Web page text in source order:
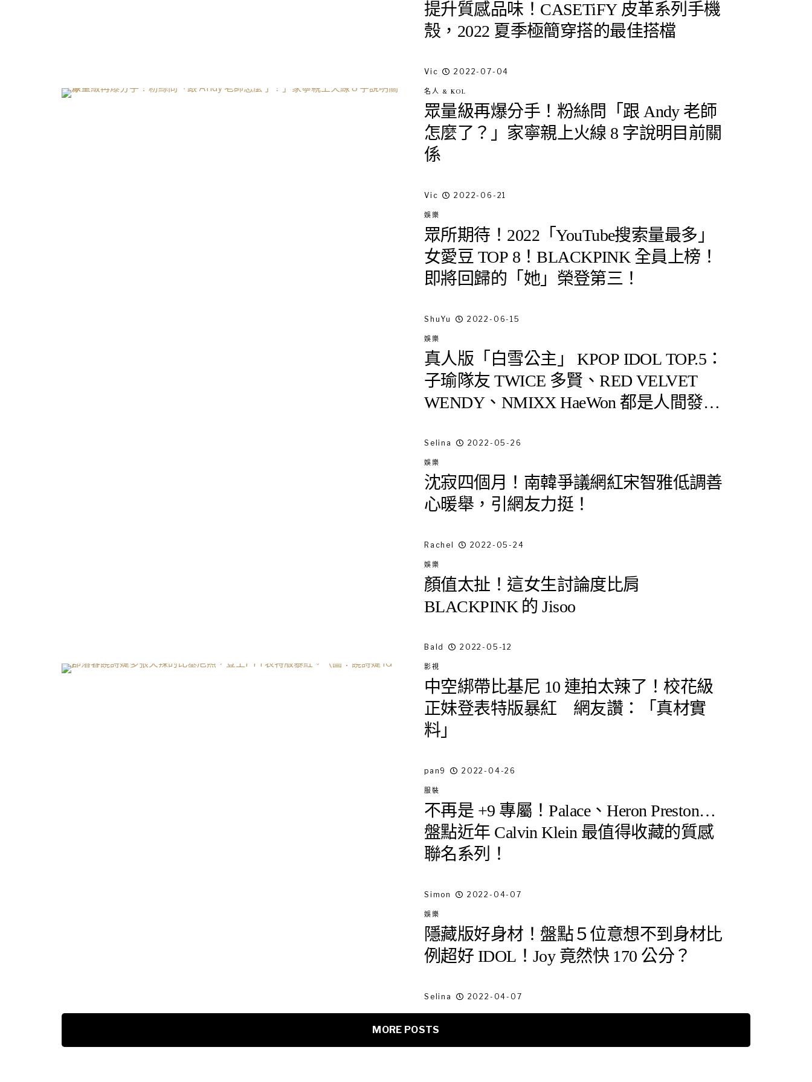
提升質感品味！CASETiFY 皮革系列手機
殼，2022 夏季極簡穿搭的最佳搭檔
Vic 2022-07-04
名人 & KOL
眾量級再爆分手！粉絲問「跟 Andy 老師
怎麼了？」家寧親上火線 8 字說明目前關
係
Vic 2022-06-21
娛樂
眾所期待！2022「YouTube搜索量最多」
女愛豆 TOP 8！BLACKPINK 全員上榜！
即將回歸的「她」榮登第三！
ShuYu 2022-06-15
娛樂
真人版「白雪公主」 KPOP IDOL TOP.5：
子瑜隊友 TWICE 多賢、RED VELVET
WENDY、NMIXX HaeWon 都是人間發光
Selina 2022-05-26
娛樂
沈寂四個月！南韓爭議網紅宋智雅低調善
心暖舉，引網友力挺！
Rachel 2022-05-24
娛樂
顏值太扯！這女生討論度比肩
BLACKPINK 的 Jisoo
Bald 2022-05-12
影視
中空綁帶比基尼 10 連拍太辣了！校花級
正妹登表特版暴紅 網友讚：「真材實
料」
pan9 2022-04-26
服裝
不再是 +9 專屬！Palace、Heron Preston…
盤點近年 Calvin Klein 最值得收藏的質感
聯名系列！
Simon 2022-04-07
娛樂
隱藏版好身材！盤點５位意想不到身材比
例超好 IDOL！Joy 竟然快 170 公分？
Selina 2022-04-07
MORE POSTS